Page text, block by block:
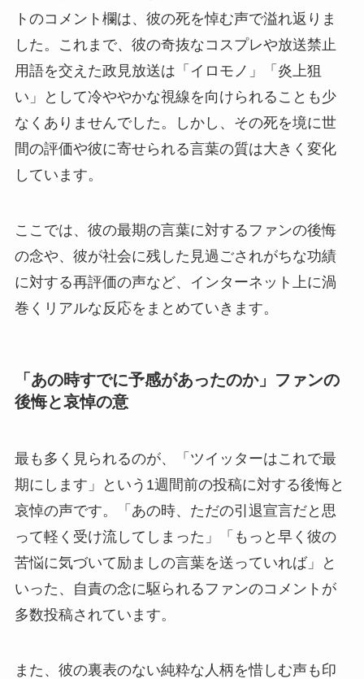
トのコメント欄は、彼の死を悼む声で溢れ返りま
した。これまで、彼の奇抜なコスプレや放送禁止
用語を交えた政見放送は「イロモノ」「炎上狙
い」として冷ややかな視線を向けられることも少
なくありませんでした。しかし、その死を境に世
間の評価や彼に寄せられる言葉の質は大きく変化
しています。
ここでは、彼の最期の言葉に対するファンの後悔
の念や、彼が社会に残した見過ごされがちな功績
に対する再評価の声など、インターネット上に渦
巻くリアルな反応をまとめていきます。
「あの時すでに予感があったのか」ファンの
後悔と哀悼の意
最も多く見られるのが、「ツイッターはこれで最
期にします」という1週間前の投稿に対する後悔と
哀悼の声です。「あの時、ただの引退宣言だと思
って軽く受け流してしまった」「もっと早く彼の
苦悩に気づいて励ましの言葉を送っていれば」と
いった、自責の念に駆られるファンのコメントが
多数投稿されています。
また、彼の裏表のない純粋な人柄を惜しむ声も印